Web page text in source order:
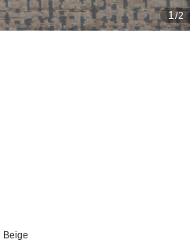
1/2
Beige